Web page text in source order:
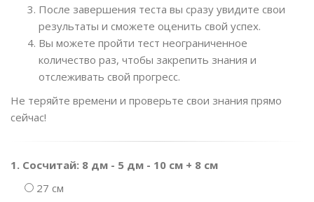
После завершения теста вы сразу увидите свои
результаты и сможете оценить свой успех.
Вы можете пройти тест неограниченное
количество раз, чтобы закрепить знания и
отслеживать свой прогресс.
Не теряйте времени и проверьте свои знания прямо
сейчас!
1. Сосчитай: 8 дм - 5 дм - 10 см + 8 см
27 см